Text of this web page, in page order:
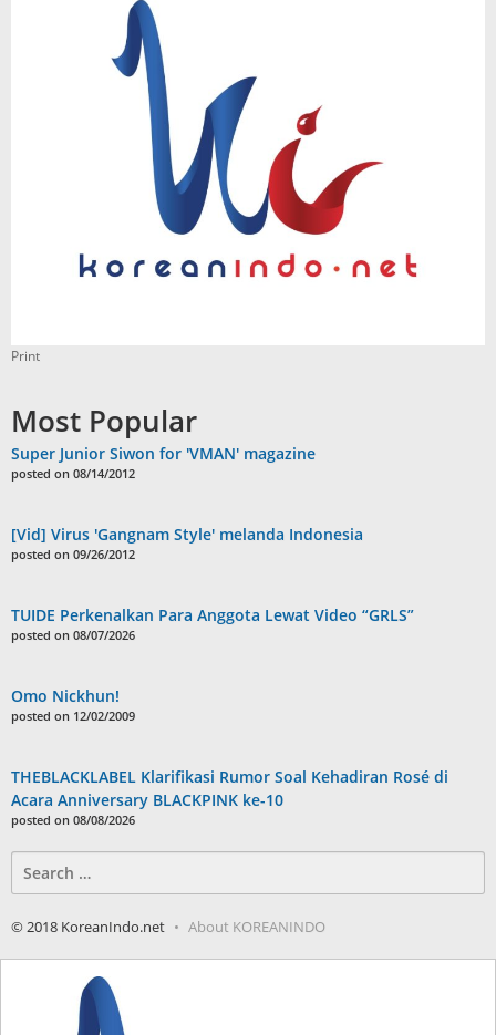
Print
Most Popular
Super Junior Siwon for 'VMAN' magazine
posted on 08/14/2012
[Vid] Virus 'Gangnam Style' melanda Indonesia
posted on 09/26/2012
TUIDE Perkenalkan Para Anggota Lewat Video “GRLS”
posted on 08/07/2026
Omo Nickhun!
posted on 12/02/2009
THEBLACKLABEL Klarifikasi Rumor Soal Kehadiran Rosé di
Acara Anniversary BLACKPINK ke-10
posted on 08/08/2026
for:
© 2018 KoreanIndo.net About KOREANINDO